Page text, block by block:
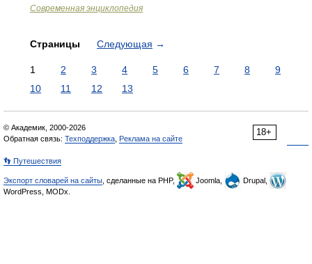
Современная энциклопедия
Страницы Следующая →
1 2 3 4 5 6 7 8
9
10
11 12 13
18+
© Академик, 2000-2026
Обратная связь: Техподдержка Реклама на сайте
👣 Путешествия
Экспорт словарей на сайты , сделанные на PHP, Joomla,
Drupal,
WordPress, MODx.